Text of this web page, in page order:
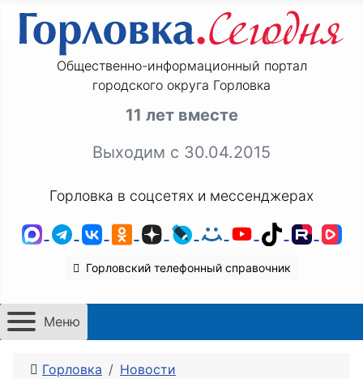
Общественно-информационный портал
городского округа Горловка
11 лет вместе
Выходим с 30.04.2015
Горловка в соцсетях и мессенджерах
MAXTelegram
ВКонтакте
Одноклассники
ДзенLiveJournal
Мой Мир
YouTube
TikTok
Горловский телефонный справочник
Меню
Горловка
Новости